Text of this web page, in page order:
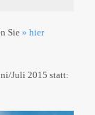
Sie » hier
Juli 2015 statt: